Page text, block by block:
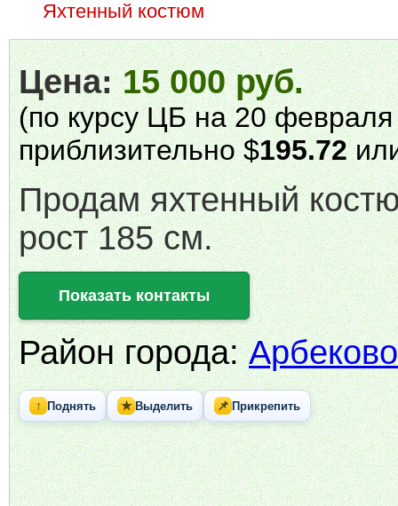
Яхтенный костюм
Цена:15 000 руб.
(по курсу ЦБ на 20 февраля
приблизительно $195.72
Продам яхтенный
рост 185 см.
Показать контакты
Район города:
↑ Поднять ★ Выделить 📌 Прикрепить